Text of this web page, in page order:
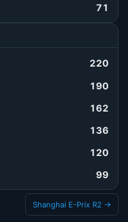
71
220
190
162
136
120
99
Shanghai E-Prix R2 →